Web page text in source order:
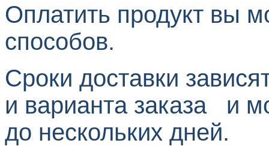
Оплатить продукт вы
способов.
Сроки доставки
и варианта заказа и
до нескольких дней.